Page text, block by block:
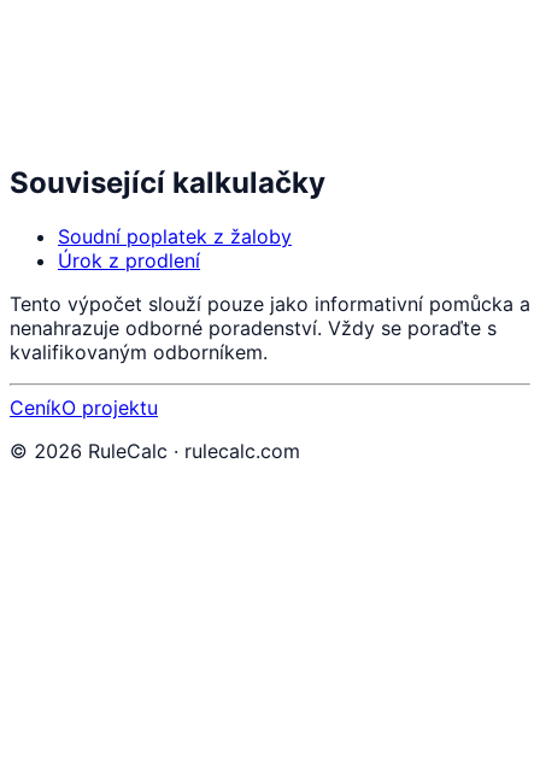
Související kalkulačky
Soudní poplatek z žaloby
Úrok z prodlení
Tento výpočet slouží pouze jako informativní pomůcka a
nenahrazuje odborné poradenství. Vždy se poraďte s
kvalifikovaným odborníkem.
CeníkO projektu
© 2026 RuleCalc · rulecalc.com